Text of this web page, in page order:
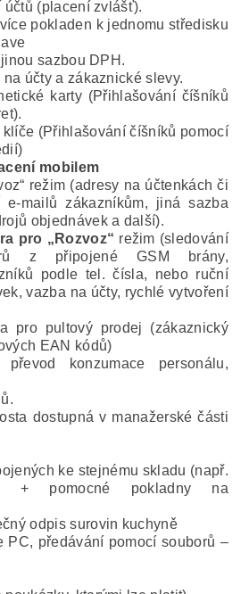
účtů (placení zvlášť).
pokladen k jednomu středisku
sazbou DPH.
účty a zákaznické slevy.
karty (Přihlašování číšníků
klíče (Přihlašování číšníků pomocí
mobilem
režim (adresy na účtenkách či
e-mailů zákazníkům, jiná sazba
objednávek a další).
pro „Rozvoz“ režim (sledování
z připojené GSM brány,
podle tel. čísla, nebo ruční
vazba na účty, rychlé vytvoření
pro pultový prodej (zákaznický
EAN kódů)
konzumace personálu,
dostupná v manažerské části
ke stejnému skladu (např.
+ pomocné pokladny na
odpis surovin kuchyně
PC, předávání pomocí souborů –